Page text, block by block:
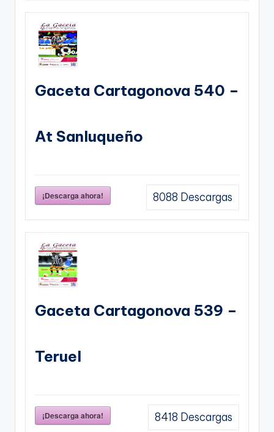
Gaceta Cartagonova 540 –
At Sanluqueño
¡Descarga ahora! 8088 Descargas
Gaceta Cartagonova 539 –
Teruel
¡Descarga ahora! 8418 Descargas